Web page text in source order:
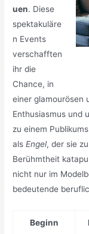
uen. Diese
spektakuläre
n Events
verschafften
ihr die
Chance, in
einer glamourösen
Enthusiasmus und
zu einem
alsEngel, der sie
Berühmtheit
nicht nur im
bedeutende
Beginn